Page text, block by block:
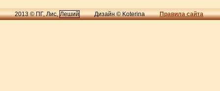
2013 © ПГ, Лис,Леший Дизайн © Koterina Правила сайта